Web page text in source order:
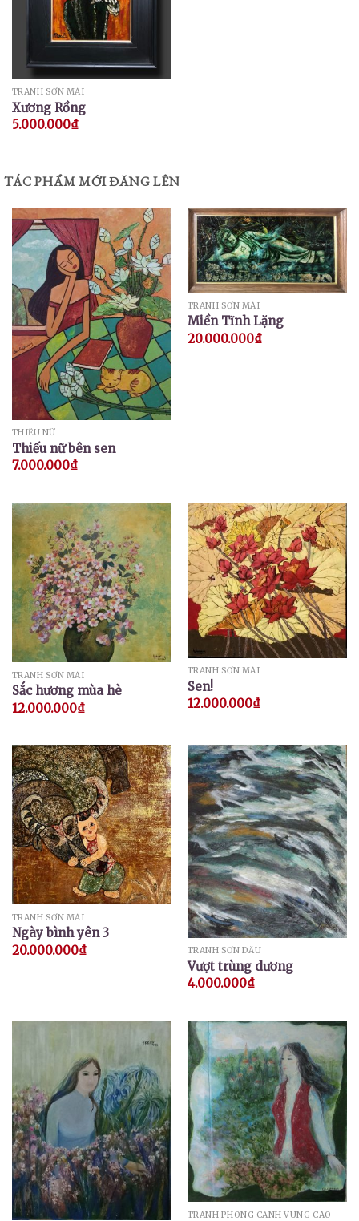
TRANH SƠN MÀI
Xương Rồng
5.000.000₫
TÁC PHẨM MỚI ĐĂNG LÊN
THIẾU NỮ
Thiếu nữ bên sen
7.000.000₫
TRANH SƠN MÀI
Miền Tĩnh Lặng
20.000.000₫
TRANH SƠN MÀI
Sắc hương mùa hè
12.000.000₫
TRANH SƠN MÀI
Sen!
12.000.000₫
TRANH SƠN MÀI
Ngày bình yên 3
20.000.000₫ TRANH SƠN DẦU
Vượt trùng dương
4.000.000₫
TRANH PHONG CẢNH VÙNG CAO